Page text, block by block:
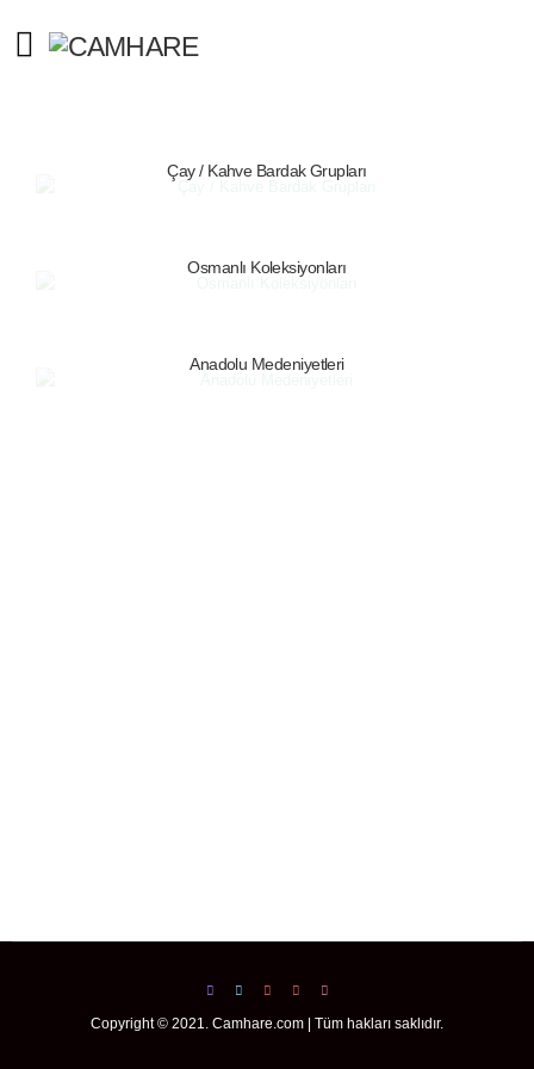
Çay / Kahve Bardak Grupları
Osmanlı Koleksiyonları
Anadolu Medeniyetleri
Copyright © 2021. Camhare.com | Tüm hakları saklıdır.